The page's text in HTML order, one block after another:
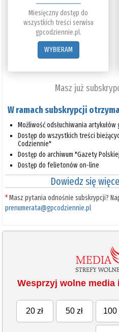
Miesięczny dostęp do
wszystkich treści serwisu
gpcodziennie.pl.
WYBIERAM
Masz już
W ramach subskrypcji
Możliwość odsłuchiwania artykułów
Dostęp do wszystkich treści
Codziennie"
Dostęp do archiwum "Gazety
Dostęp do felietonów on-line
Dowiedz się
*Masz pytania odnośnie subskrypcji?
prenumerata@gpcodziennie.pl
Wesprzyj wolne media
20 zł 50 zł 100